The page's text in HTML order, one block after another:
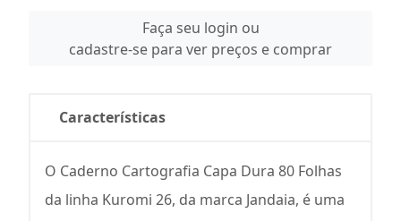
Faça seu login ou
cadastre-se para ver preços e comprar
Características
O Caderno Cartografia Capa Dura 80 Folhas
da linha Kuromi 26, da marca Jandaia, é uma